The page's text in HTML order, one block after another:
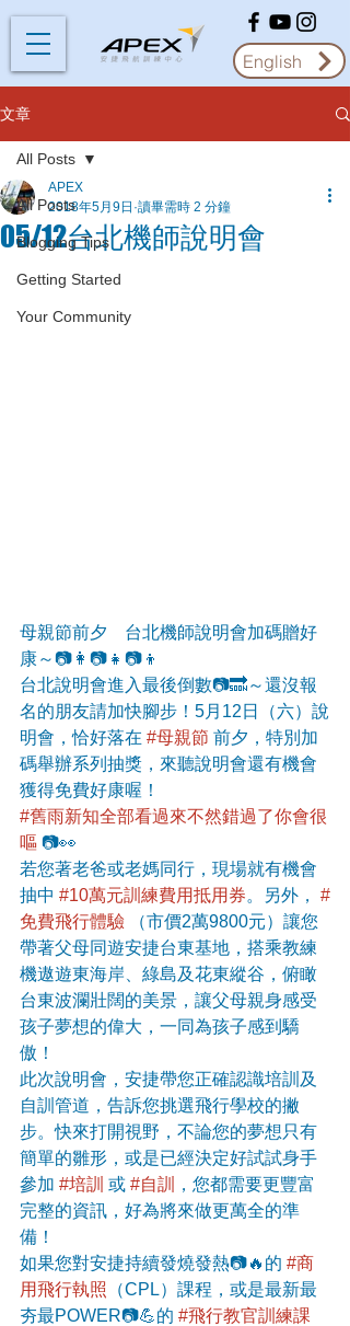
English
文章
All Posts
Blogging Tips
Getting Started
Your Community
All Posts
05/12台北機師說明會
APEX
2018年5月9日 讀畢需時 2 分鐘
母親節前夕　台北機師說明會加碼贈好
康～📷👩📷👧📷👦
台北說明會進入最後倒數📷🔜～還沒報
名的朋友請加快腳步！5月12日（六）說
明會，恰好落在 #母親節 前夕，特別加
碼舉辦系列抽獎，來聽說明會還有機會
獲得免費好康喔！
#舊雨新知全部看過來不然錯過了你會很
嘔 📷👀
若您著老爸或老媽同行，現場就有機會
抽中 #10萬元訓練費用抵用券。另外， #
免費飛行體驗 （市價2萬9800元）讓您
帶著父母同遊安捷台東基地，搭乘教練
機遨遊東海岸、綠島及花東縱谷，俯瞰
台東波瀾壯闊的美景，讓父母親身感受
孩子夢想的偉大，一同為孩子感到驕
傲！
此次說明會，安捷帶您正確認識培訓及
自訓管道，告訴您挑選飛行學校的撇
步。快來打開視野，不論您的夢想只有
簡單的雛形，或是已經決定好試試身手
參加 #培訓 或 #自訓
，您都需要更豐富
完整的資訊，好為將來做更萬全的準
備！
如果您對安捷持續發燒發熱📷🔥的 #商
用飛行執照 （CPL）課程，或是最新最
夯最POWER📷💪的 #飛行教官訓練課